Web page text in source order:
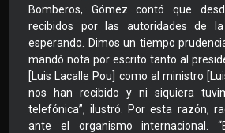
Bomberos, Gómez contó que
recibidos por las autoridades de la
esperando. Dimos un tiempo
mandó nota por escrito tanto al
[Luis Lacalle Pou] como al ministro
nos han recibido y ni siquiera
telefónica”, ilustró. Por esta razón,
ante el organismo internacional.